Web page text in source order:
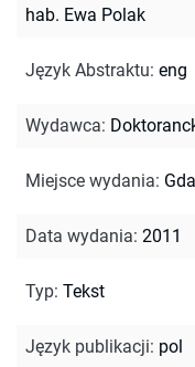
hab. Ewa Polak
Język Abstraktu: eng
Wydawca:
Miejsce wydania:
Data wydania: 2011
Typ: Tekst
Język publikacji: pol